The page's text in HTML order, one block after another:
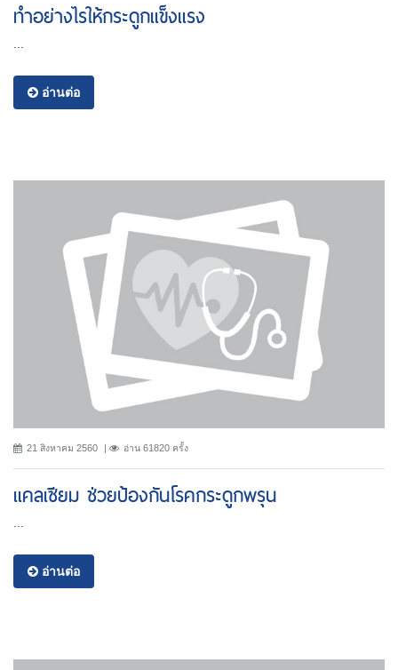
ทำอย่างไรให้กระดูกแข็งแรง
...
อ่านต่อ
21 สิงหาคม 2560 อ่าน 61820 ครั้ง
แคลเซียม ช่วยป้องกันโรคกระดูกพรุน
อ่านต่อ